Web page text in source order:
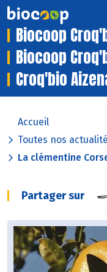
Biocoop
Biocoop
Croq'bio
Accueil
Toutes nos
La clémentine
Partager sur